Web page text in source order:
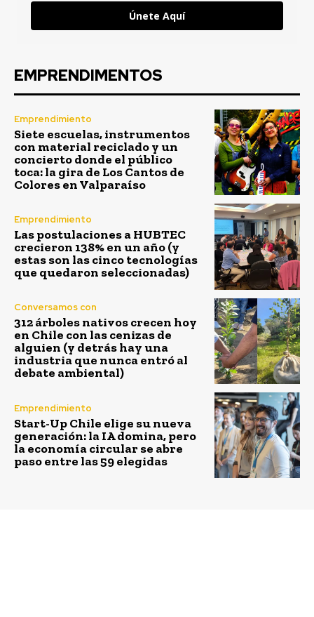
Únete Aquí
EMPRENDIMENTOS
Emprendimiento
Siete escuelas, instrumentos
con material reciclado y un
concierto donde el público
toca: la gira de Los Cantos de
Colores en Valparaíso
Emprendimiento
Las postulaciones a HUBTEC
crecieron 138% en un año (y
estas son las cinco tecnologías
que quedaron seleccionadas)
Conversamos con
312 árboles nativos crecen hoy
en Chile con las cenizas de
alguien (y detrás hay una
industria que nunca entró al
debate ambiental)
Emprendimiento
Start-Up Chile elige su nueva
generación: la IA domina, pero
la economía circular se abre
paso entre las 59 elegidas